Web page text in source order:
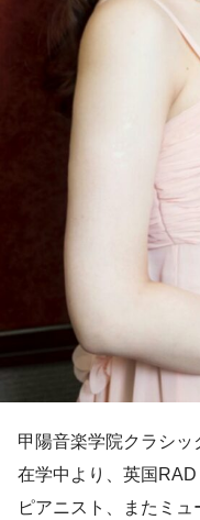
甲陽音楽学院クラシッ
在学中より、英国
ピアニスト、またミ